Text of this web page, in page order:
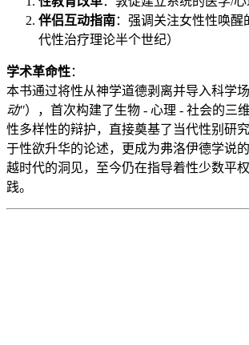
伴侣互动指南：强调关注女性性唤醒
代性治疗理论半个世纪）
学术革命性：
本书通过将性从神学道德剥离并导入科学
动"），首次构建了生物 - 心理 - 社会的三
性多样性的辩护，直接奠基了当代性别研
于性欲升华的论述，更成为弗洛伊德学说
越时代的洞见，至今仍在指导着性少数平
践。